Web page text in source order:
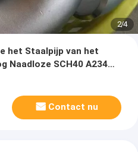
2/4
het Staalpijp van het
Naadloze SCH40 A234
Contact nu